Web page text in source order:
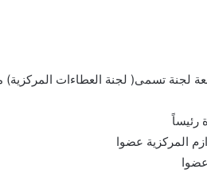
لجنة تسمى( لجنة العطاءات المركزية)